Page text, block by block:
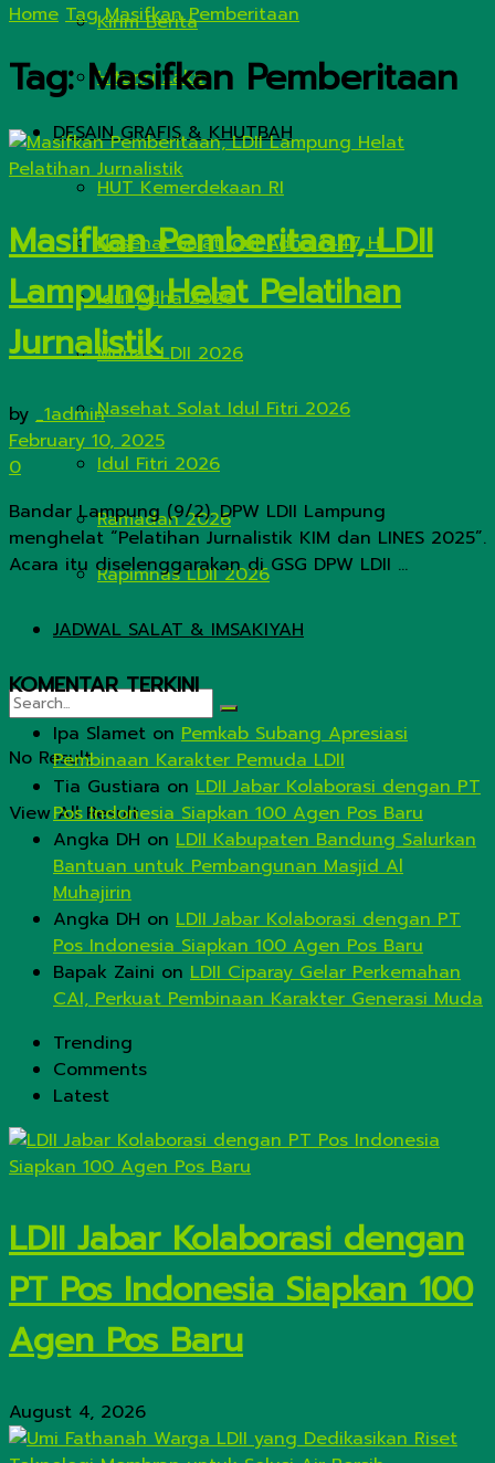
Kirim Berita
Hitung Zakat
DESAIN GRAFIS & KHUTBAH
HUT Kemerdekaan RI
Nasehat Salat Idul Adha 1447 H
Idul Adha 2026
Munas LDII 2026
Nasehat Solat Idul Fitri 2026
Idul Fitri 2026
Ramadan 2026
Rapimnas LDII 2026
JADWAL SALAT & IMSAKIYAH
No Result
View All Result
Home Tag Masifkan Pemberitaan
Tag:Masifkan Pemberitaan
Masifkan Pemberitaan, LDII
Lampung Helat Pelatihan
Jurnalistik
by _1admin
February 10, 2025
0
Bandar Lampung (9/2). DPW LDII Lampung
menghelat “Pelatihan Jurnalistik KIM dan LINES 2025”.
Acara itu diselenggarakan di GSG DPW LDII ...
KOMENTAR TERKINI
Ipa Slamet on Pemkab Subang Apresiasi
Pembinaan Karakter Pemuda LDII
Tia Gustiara on LDII Jabar Kolaborasi dengan PT
Pos Indonesia Siapkan 100 Agen Pos Baru
Angka DH on LDII Kabupaten Bandung Salurkan
Bantuan untuk Pembangunan Masjid Al
Muhajirin
Angka DH on LDII Jabar Kolaborasi dengan PT
Pos Indonesia Siapkan 100 Agen Pos Baru
Bapak Zaini on LDII Ciparay Gelar Perkemahan
CAI, Perkuat Pembinaan Karakter Generasi Muda
Trending
Comments
Latest
LDII Jabar Kolaborasi dengan
PT Pos Indonesia Siapkan 100
Agen Pos Baru
August 4, 2026